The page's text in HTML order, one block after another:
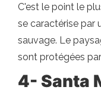
C'est le point le
se caractérise par
sauvage. Le
sont protégées
4- Santa